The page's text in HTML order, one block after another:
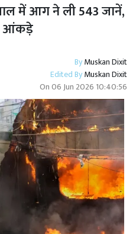
में आग ने ली 543 जानें,
आंकड़े
ByMuskan Dixit
Edited ByMuskan Dixit
On06 Jun 2026 10:40:56